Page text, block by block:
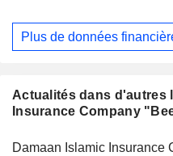
Actualités dans d'autres
Insurance Company
Damaan Islamic Insurance
Plus de données